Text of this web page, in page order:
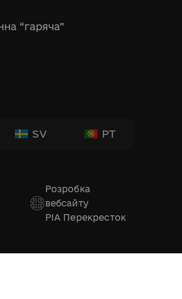
“гаряча”
SV PT
Розробка
вебсайту
РІА Перекресток